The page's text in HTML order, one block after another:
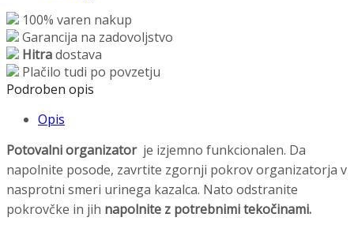
100% varen nakup
Garancija na zadovoljstvo
Hitradostava
Plačilo tudi po povzetju
Podroben opis
Opis
Potovalni organizatorje izjemno funkcionalen. Da
napolnite posode, zavrtite zgornji pokrov organizatorja v
nasprotni smeri urinega kazalca. Nato odstranite
pokrovčke in jih napolnite z potrebnimi tekočinami.